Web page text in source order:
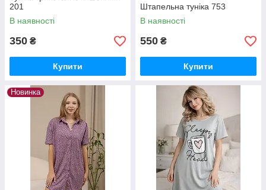
201
В наявності
350 ₴
Купити
Штапельна туніка 753
В наявності
550 ₴
Купити
Новинка